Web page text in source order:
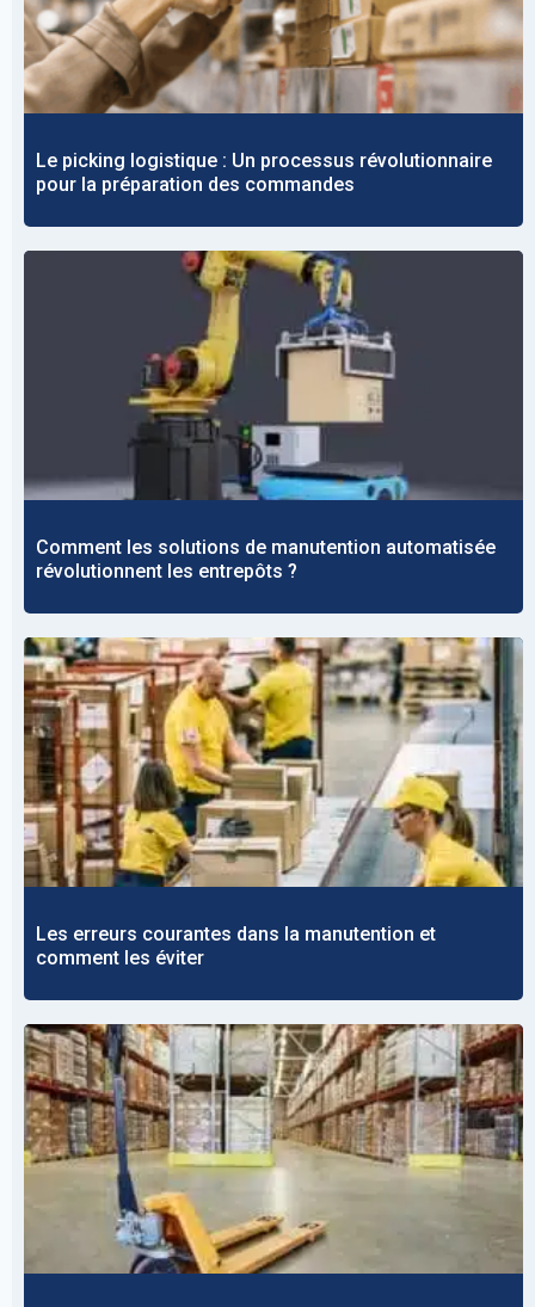
Le picking logistique : Un processus révolutionnaire
pour la préparation des commandes
Comment les solutions de manutention automatisée
révolutionnent les entrepôts ?
Les erreurs courantes dans la manutention et
comment les éviter